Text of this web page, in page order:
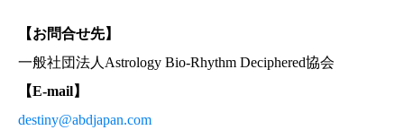
【お問合せ先】
一般社団法人Astrology Bio-Rhythm Deciphered協会
【E-mail】
destiny@abdjapan.com